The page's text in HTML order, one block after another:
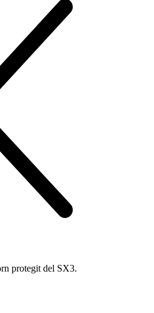
protegit del SX3.